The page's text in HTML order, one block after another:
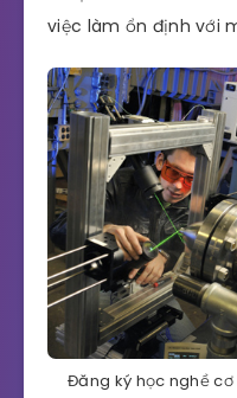
việc làm ổn định với
Đăng ký học nghề